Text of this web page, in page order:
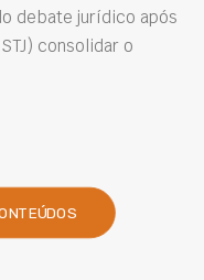
Projetar
intervenções